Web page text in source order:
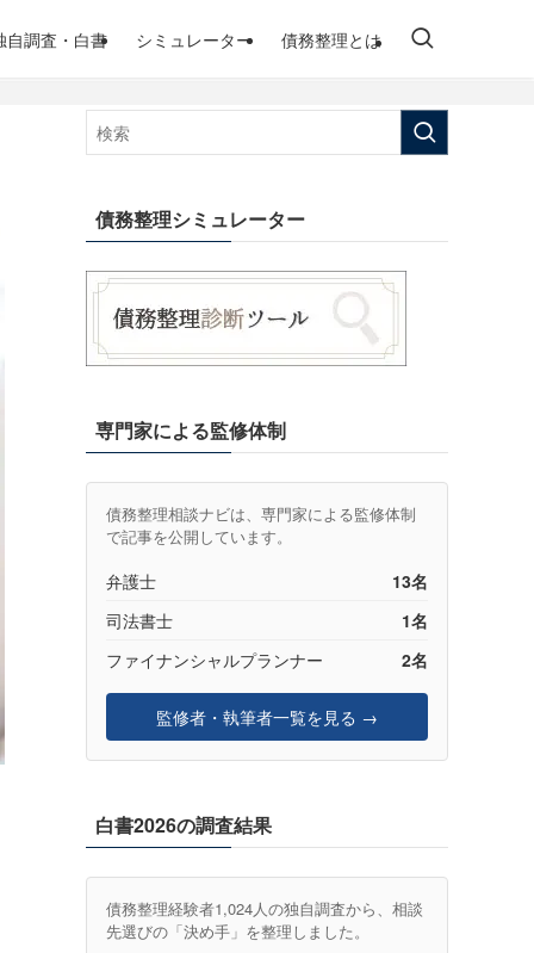
自調査・白書 シミュレーター 債務整理とは
債務整理シミュレーター
専門家による監修体制
債務整理相談ナビは、専門家による監修体制
で記事を公開しています。
弁護士
13名
司法書士
1名
ファイナンシャルプランナー
2名
監修者・執筆者一覧を見る →
白書2026の調査結果
債務整理経験者1,024人の独自調査から、相談
先選びの「決め手」を整理しました。